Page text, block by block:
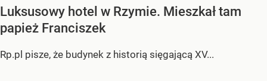
Luksusowy hotel w Rzymie. Mieszkał tam
papież Franciszek
Rp.pl pisze, że budynek z historią sięgającą XV...